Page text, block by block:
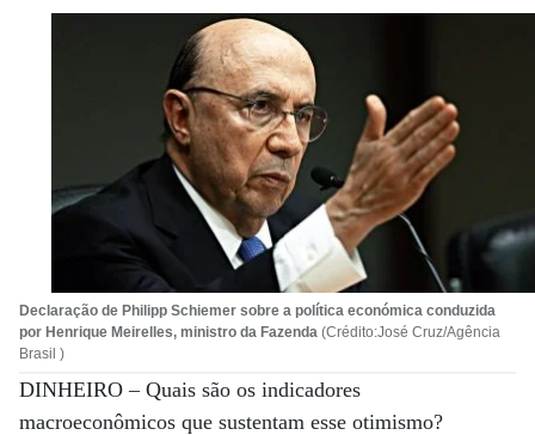
Declaração de Philipp Schiemer sobre a política económica conduzida
por Henrique Meirelles, ministro da Fazenda (Crédito:José Cruz/Agência
Brasil )
DINHEIRO –Quais são os indicadores
macroeconômicos que sustentam esse otimismo?